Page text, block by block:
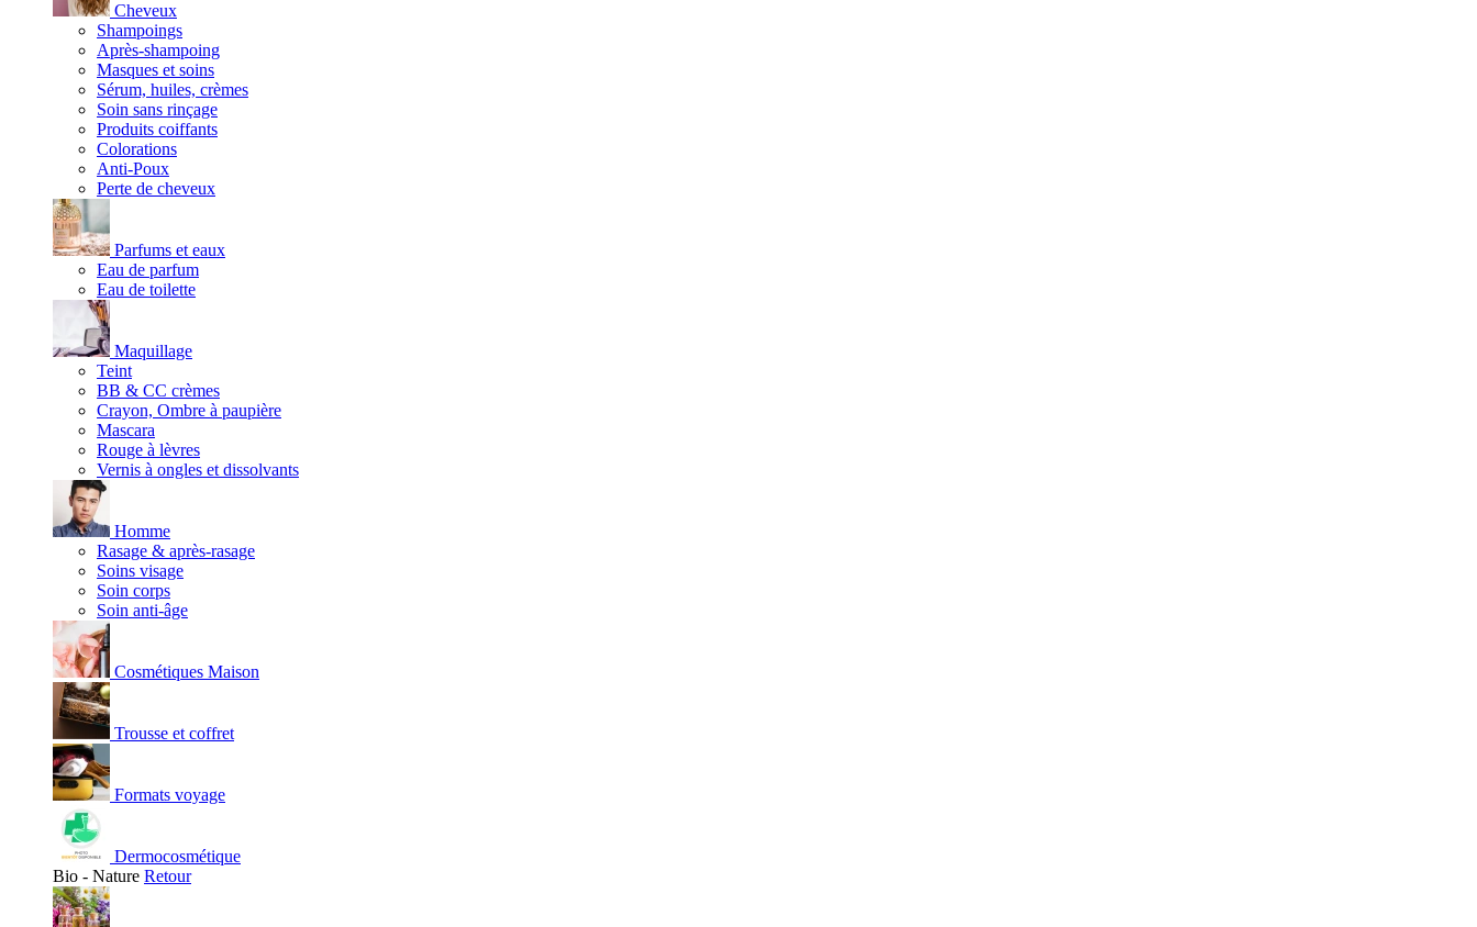
Cheveux
Shampoings
Après-shampoing
Masques et soins
Sérum, huiles, crèmes
Soin sans rinçage
Produits coiffants
Colorations
Anti-Poux
Perte de cheveux
Parfums et eaux
Eau de parfum
Eau de toilette
Maquillage
Teint
BB & CC crèmes
Crayon, Ombre à paupière
Mascara
Rouge à lèvres
Vernis à ongles et dissolvants
Homme
Rasage & après-rasage
Soins visage
Soin corps
Soin anti-âge
Cosmétiques Maison
Trousse et coffret
Formats voyage
Dermocosmétique
Bio - Nature Retour